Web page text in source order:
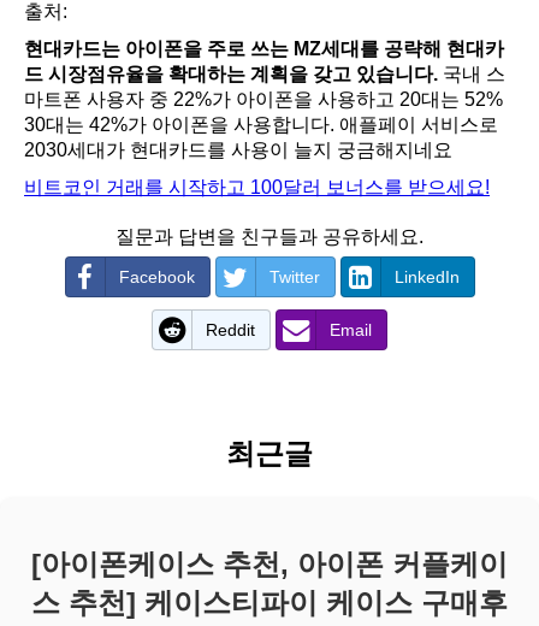
출처:
현대카드는 아이폰을 주로 쓰는 MZ세대를 공략해 현대카
드 시장점유율을 확대하는 계획을 갖고 있습니다. 국내 스
마트폰 사용자 중 22%가 아이폰을 사용하고 20대는 52%
30대는 42%가 아이폰을 사용합니다. 애플페이 서비스로
2030세대가 현대카드를 사용이 늘지 궁금해지네요
비트코인 거래를 시작하고 100달러 보너스를 받으세요!
질문과 답변을 친구들과 공유하세요.
Facebook Twitter LinkedIn
Reddit Email
최근글
[아이폰케이스 추천, 아이폰 커플케이
스 추천] 케이스티파이 케이스 구매후